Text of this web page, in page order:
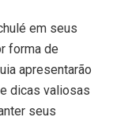
em seus
forma de
apresentarão
dicas valiosas
seus